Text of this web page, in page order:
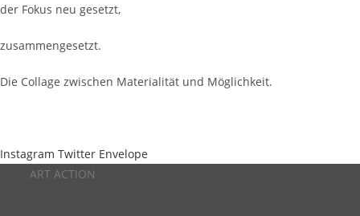
der Fokus neu gesetzt,
zusammengesetzt.
Die Collage zwischen Materialität und Möglichkeit.
Instagram Twitter Envelope
ART ACTION